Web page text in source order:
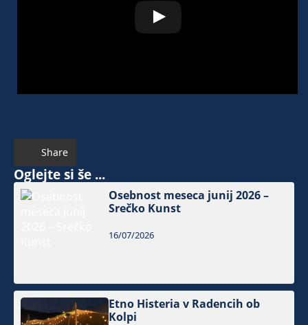
Share
Oglejte si še ...
Osebnost meseca junij 2026 –
Srečko Kunst
16/07/2026
Etno Histeria v Radencih ob
Kolpi